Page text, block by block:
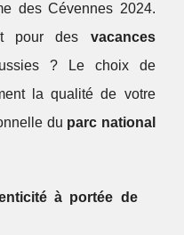
des Cévennes 2024.
pour des vacances
? Le choix de
la qualité de votre
du parc national
à portée de